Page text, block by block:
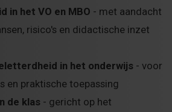
in het VO en MBO - met aandacht
risico's en didactische inzet
in het onderwijs - voor
en praktische toepassing
de klas - gericht op het